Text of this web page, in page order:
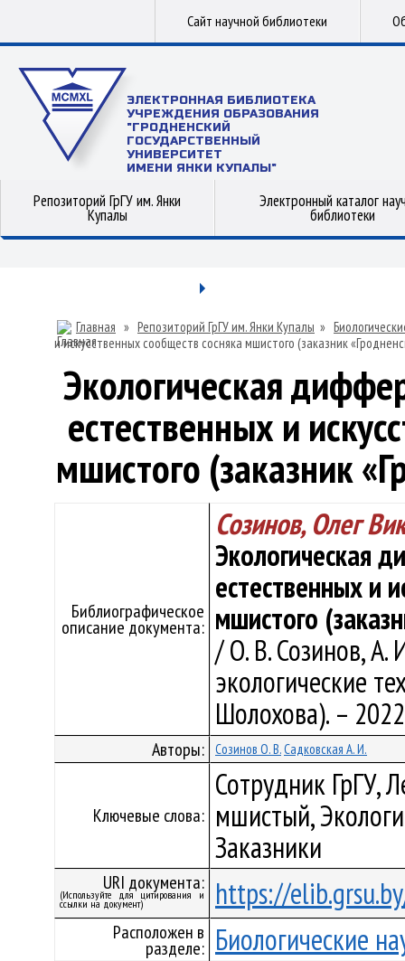
Сайт научной библиотеки
ЭЛЕКТРОННАЯ БИБЛИОТЕКА
УЧРЕЖДЕНИЯ ОБРАЗОВАНИЯ
"ГРОДНЕНСКИЙ
ГОСУДАРСТВЕННЫЙ
УНИВЕРСИТЕТ
ИМЕНИ ЯНКИ КУПАЛЫ"
Репозиторий ГрГУ им. Янки
Купалы
Электронный каталог
библиотеки
Главная » Репозиторий ГрГУ им. Янки Купалы »
и искусственных сообществ сосняка мшистого (заказник
Экологическая
естественных и
мшистого (заказник
Библиографическое
описание документа:
Созинов, Олег
Экологическая
естественных и
мшистого
/ О. В. Созинов, А.
экологические
Шолохова). –
Авторы: Созинов О. В.Садковская А. И.
Ключевые слова:
Сотрудник ГрГУ,
мшистый,
Заказники
URI документа:
(Используйте для цитирования и
ссылки на документ) https://
Расположен в
разделе: Биологические